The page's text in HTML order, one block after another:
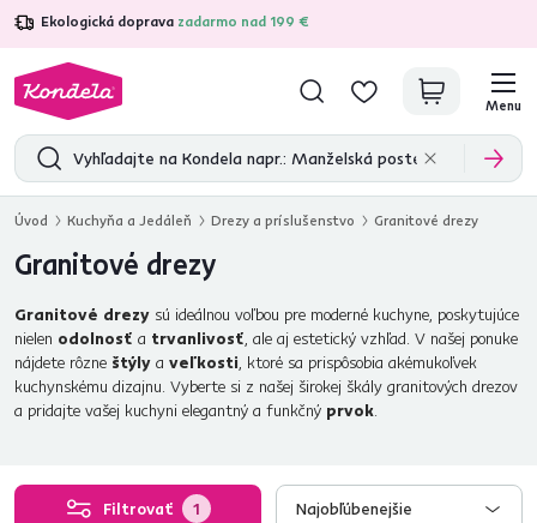
Ekologická doprava zadarmo nad 199 €
4,7 31 285overených produktových recenzií
Menu
Úvod Kuchyňa a Jedáleň Drezy a príslušenstvo Granitové drezy
Granitové drezy
Granitové drezy sú ideálnou voľbou pre moderné kuchyne, poskytujúce
nielen odolnosť a trvanlivosť, ale aj estetický vzhľad. V našej ponuke
nájdete rôzne štýly a veľkosti, ktoré sa prispôsobia akémukoľvek
kuchynskému dizajnu. Vyberte si z našej širokej škály granitových drezov
a pridajte vašej kuchyni elegantný a funkčný prvok.
Filtrovať 1 Najobľúbenejšie